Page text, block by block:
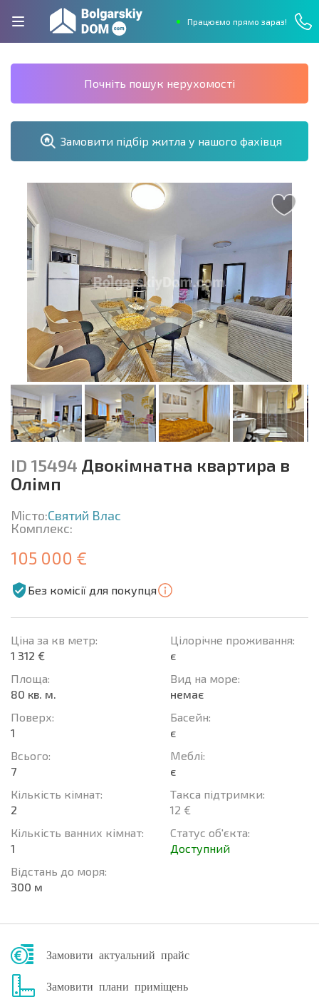
Працюємо прямо зараз!
Почніть пошук нерухомості
Замовити підбір житла у нашого фахівця
ID 15494 Двокімнатна квартира в
Олімп
Місто:Святий Влас
Комплекс:
105 000 €
Без комісії для покупця
Ціна за кв метр:
1 312 €
Площа:
80 кв. м.
Поверх:
1
Всього:
7
Кількість кімнат:
2
Кількість ванних кімнат:
1
Відстань до моря:
300 м
Цілорічне проживання:
є
Вид на море:
немає
Баcейн:
є
Меблі:
є
Такса підтримки:
12 €
Статус об'єкта:
Доступний
Замовити актуальний прайс
Замовити плани приміщень